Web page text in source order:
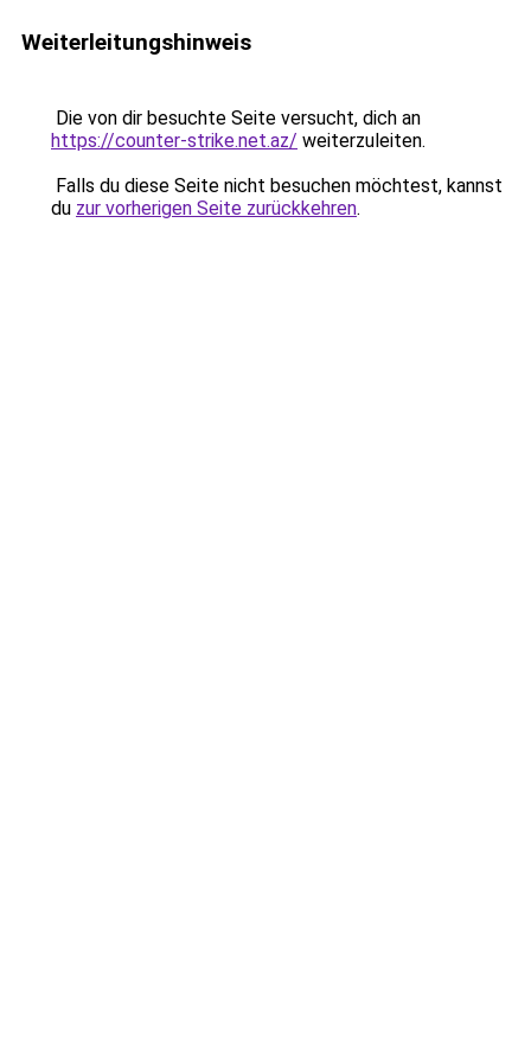
Weiterleitungshinweis
Die von dir besuchte Seite versucht, dich an
https://counter-strike.net.az/ weiterzuleiten.
Falls du diese Seite nicht besuchen möchtest, kannst
du zur vorherigen Seite zurückkehren.